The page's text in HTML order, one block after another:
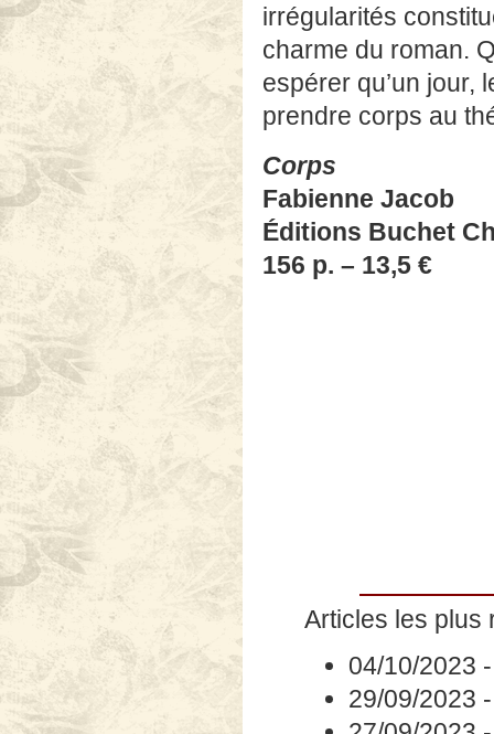
irrégularités
charme du roman.
espérer qu’un jour,
prendre corps au
Corps
Fabienne Jacob
Éditions Buchet
156 p. – 13,5 €
Articles les plus
04/10/2023
29/09/2023